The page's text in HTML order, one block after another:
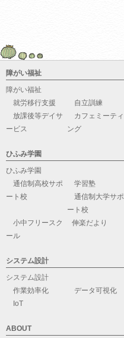
障がい福祉
障がい福祉
就労移行支援
自立訓練
放課後等デイサ
ービス
カフェミーティ
ング
ひふみ学園
ひふみ学園
通信制高校サポ
ート校
学習塾
通信制大学サポ
ート校
小中フリースク
ール
伸楽だより
システム設計
システム設計
作業効率化
データ可視化
IoT
ABOUT